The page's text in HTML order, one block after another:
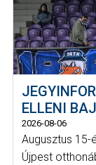
ELLENI
2026-08-06
Augusztus 15-
Újpest